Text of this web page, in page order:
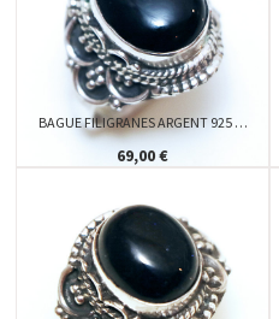
BAGUE FILIGRANES ARGENT 925 …
69,00 €